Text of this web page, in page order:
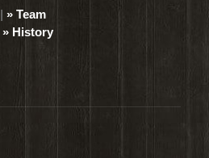
| » Team
» History